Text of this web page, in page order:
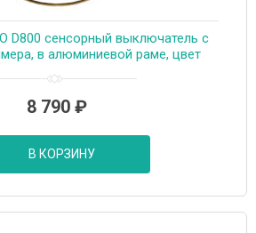
D800 сенсорный выключатель с
в алюминиевой раме, цвет
8 790 ₽
В КОРЗИНУ